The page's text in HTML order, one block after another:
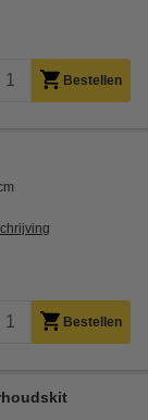
Bestellen
Bestellen